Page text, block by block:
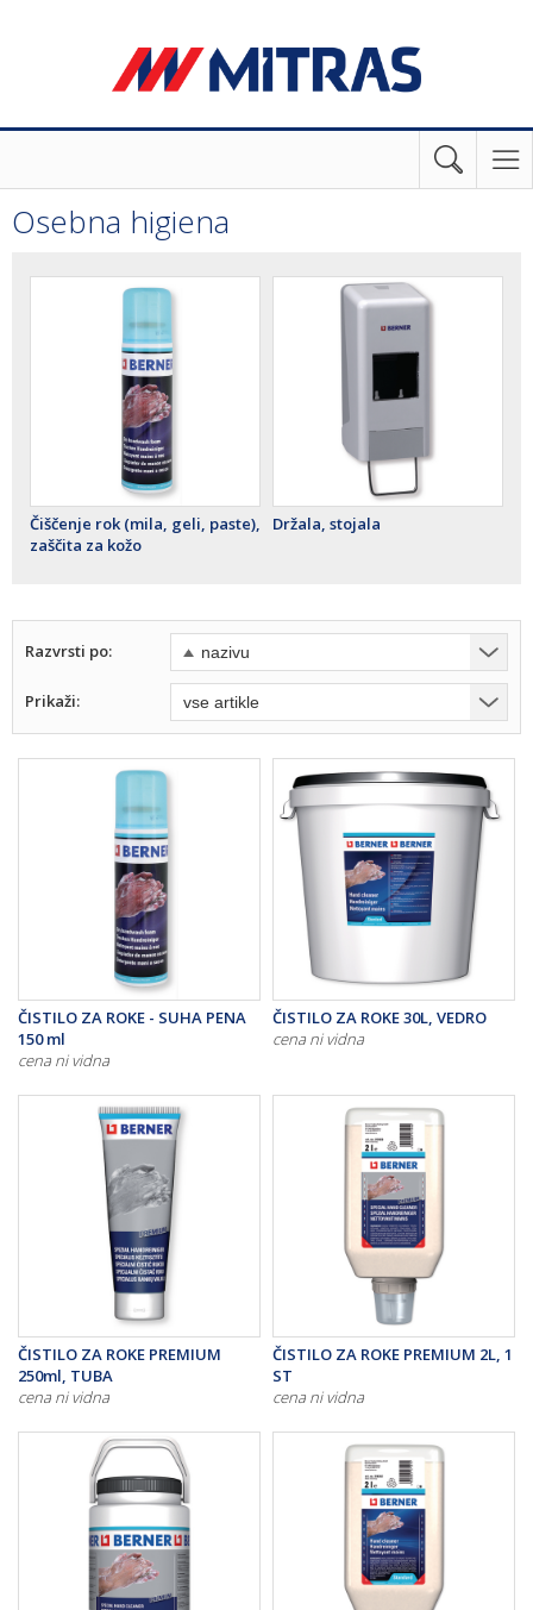
Osebna higiena
Čiščenje rok (mila, geli, paste),
zaščita za kožo
Držala, stojala
Razvrsti po:
Prikaži:
ČISTILO ZA ROKE - SUHA PENA
150 ml
cena ni vidna
ČISTILO ZA ROKE 30L, VEDRO
cena ni vidna
ČISTILO ZA ROKE PREMIUM
250ml, TUBA
cena ni vidna
ČISTILO ZA ROKE PREMIUM 2L, 1
ST
cena ni vidna